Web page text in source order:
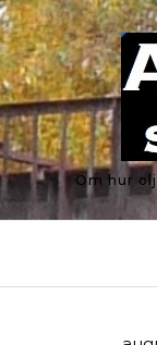
Skip to content
Om hur